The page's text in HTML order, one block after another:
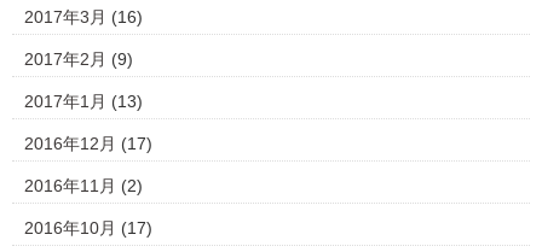
2017年3月 (16)
2017年2月 (9)
2017年1月 (13)
2016年12月 (17)
2016年11月 (2)
2016年10月 (17)